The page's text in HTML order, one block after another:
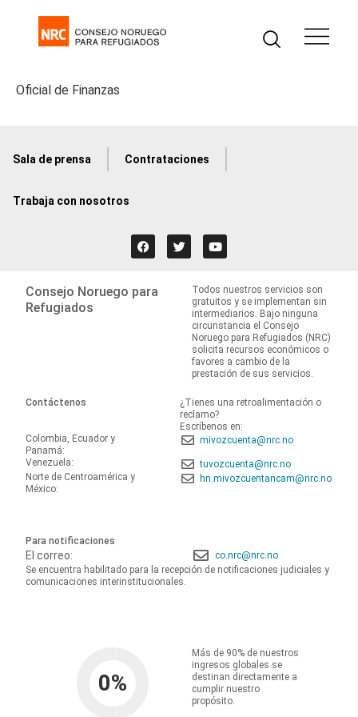
Oficial de Finanzas
Sala de prensa Contrataciones
Trabaja con nosotros
Consejo Noruego para
Refugiados
Todos nuestros servicios son
gratuitos y se implementan sin
intermediarios. Bajo ninguna
circunstancia el Consejo
Noruego para Refugiados (NRC)
solicita recursos económicos o
favores a cambio de la
prestación de sus servicios.
Contáctenos
¿Tienes una retroalimentación o
reclamo?
Escríbenos en:
Colombia, Ecuador y
Panamá:
mivozcuenta@nrc.no
Venezuela:
tuvozcuenta@nrc.no
Norte de Centroamérica y
México:
hn.mivozcuentancam@nrc.no
Para notificaciones
El correo:
co.nrc@nrc.no
Se encuentra habilitado para la recepción de notificaciones judiciales y
comunicaciones interinstitucionales.
0%
Más de 90% de nuestros
ingresos globales se
destinan directamente a
cumplir nuestro
propósito.